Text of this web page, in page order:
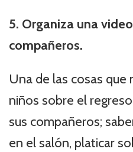
5. Organiza una
compañeros.
Una de las cosas que
niños sobre el
sus compañeros;
en el salón, platicar